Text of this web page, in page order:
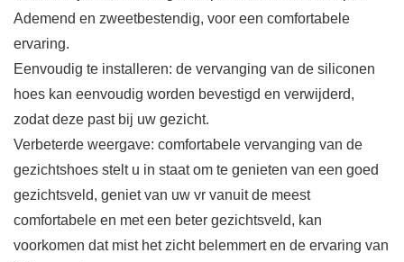
Ademend en zweetbestendig, voor een comfortabele
ervaring.
Eenvoudig te installeren: de vervanging van de siliconen
hoes kan eenvoudig worden bevestigd en verwijderd,
zodat deze past bij uw gezicht.
Verbeterde weergave: comfortabele vervanging van de
gezichtshoes stelt u in staat om te genieten van een goed
gezichtsveld, geniet van uw vr vanuit de meest
comfortabele en met een beter gezichtsveld, kan
voorkomen dat mist het zicht belemmert en de ervaring van